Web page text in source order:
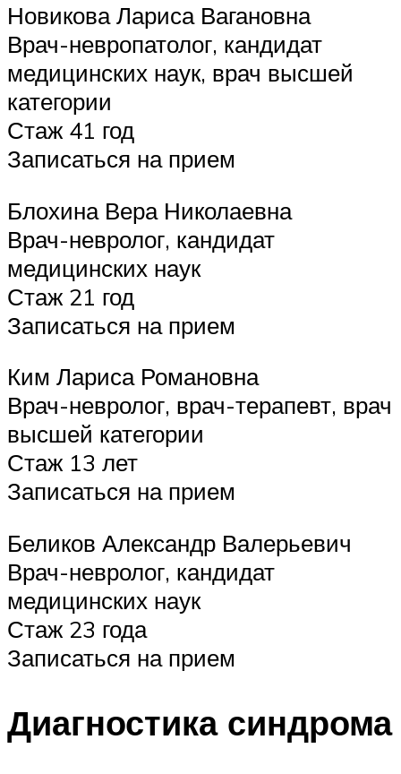
Новикова Лариса Вагановна
Врач-невропатолог, кандидат
медицинских наук, врач высшей
категории
Стаж 41 год
Записаться на прием
Блохина Вера Николаевна
Врач-невролог, кандидат
медицинских наук
Стаж 21 год
Записаться на прием
Ким Лариса Романовна
Врач-невролог, врач-терапевт, врач
высшей категории
Стаж 13 лет
Записаться на прием
Беликов Александр Валерьевич
Врач-невролог, кандидат
медицинских наук
Стаж 23 года
Записаться на прием
Диагностика синдрома